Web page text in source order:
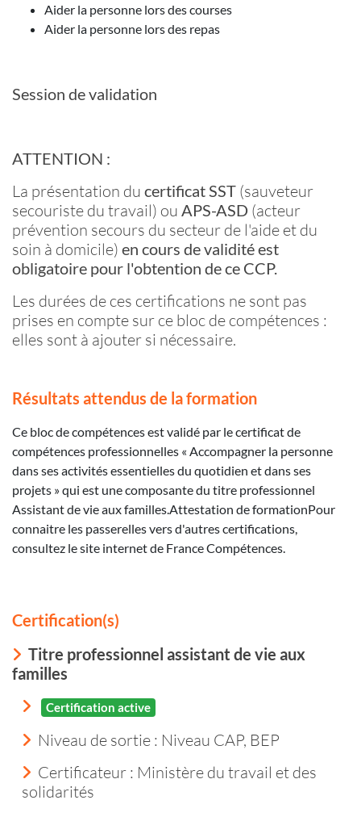
Aider la personne lors des courses
Aider la personne lors des repas
Session de validation
ATTENTION :
La présentation du certificat SST (sauveteur
secouriste du travail) ou APS-ASD (acteur
prévention secours du secteur de l'aide et du
soin à domicile) en cours de validité est
obligatoire pour l'obtention de ce CCP.
Les durées de ces certifications ne sont pas
prises en compte sur ce bloc de compétences :
elles sont à ajouter si nécessaire.
Résultats attendus de la formation
Ce bloc de compétences est validé par le certificat de
compétences professionnelles « Accompagner la personne
dans ses activités essentielles du quotidien et dans ses
projets » qui est une composante du titre professionnel
Assistant de vie aux familles.Attestation de formationPour
connaitre les passerelles vers d'autres certifications,
consultez le site internet de France Compétences.
Certification(s)
Titre professionnel assistant de vie aux
familles
Certification active
Niveau de sortie : Niveau CAP, BEP
Certificateur : Ministère du travail et des
solidarités